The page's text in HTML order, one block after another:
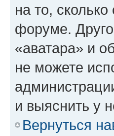
на то,
форуме.
«аватара» и
не можете
и выяснить у
Вернуться